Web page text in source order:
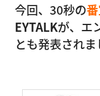
今回、30秒の
EYTALKが、エ
とも発表されま